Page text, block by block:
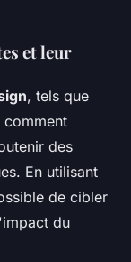
et leur
, tels que
des
En utilisant
de cibler
du